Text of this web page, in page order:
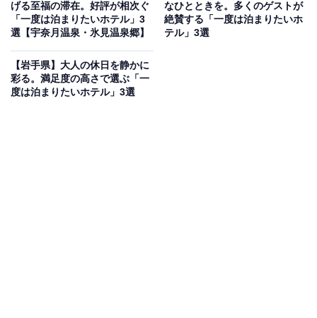
「熱海温泉 熱海後楽園ホテル」には、相模灘を一望でき
る大展望風呂 海望の湯があり、敷地内の源泉を楽しめま
す。客室はタワー館とAQUA SQUAREから選べ、隣接す
る日帰り温泉施設オーシャンスパ Fuuaも利用可能で
す。食事はレストラン「HARBOR'S W」などで、和洋中
げる至福の滞在。好評が相次ぐ
「一度は泊まりたいホテル」3
選【宇奈月温泉・氷見温泉郷】
なひとときを。多くのゲストが
絶賛する「一度は泊まりたいホ
テル」3選
【岩手県】大人の休日を静かに
彩る。満足度の高さで選ぶ「一
度は泊まりたいホテル」3選